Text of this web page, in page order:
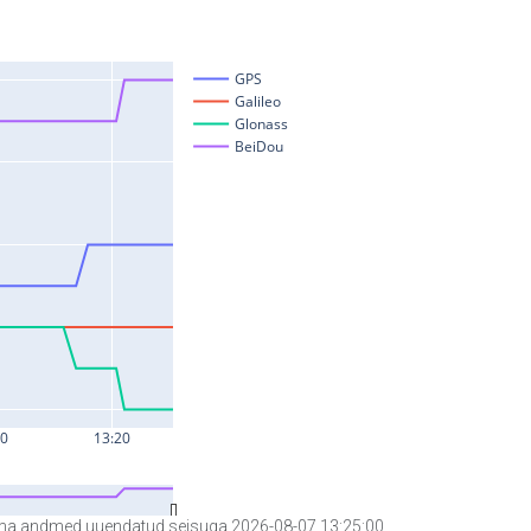
andmed uuendatud seisuga 2026-08-07 13:25:00